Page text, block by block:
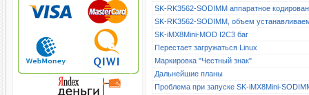
SK-RK3562-SODIMM аппаратное
SK-RK3562-SODIMM, объем
SK-iMX8Mini-MOD I2C3 баг
Перестает загружаться Linux
Маркировка "Честный знак"
Дальнейшие планы
Проблема при запуске SK-iMX8Mini-